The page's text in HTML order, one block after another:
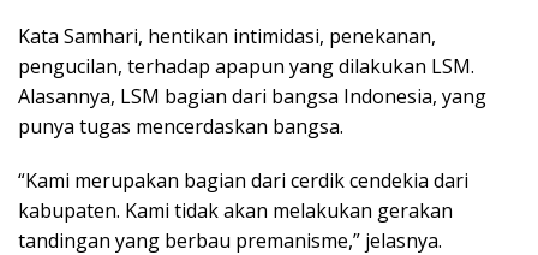
Kata Samhari, hentikan intimidasi, penekanan,
pengucilan, terhadap apapun yang dilakukan LSM.
Alasannya, LSM bagian dari bangsa Indonesia, yang
punya tugas mencerdaskan bangsa.
“Kami merupakan bagian dari cerdik cendekia dari
kabupaten. Kami tidak akan melakukan gerakan
tandingan yang berbau premanisme,” jelasnya.